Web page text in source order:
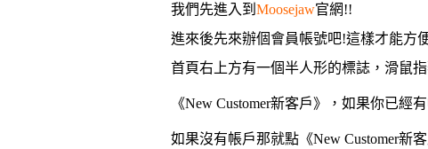
我們先進入到 Moosejaw官網!!
進來後先來辦個會員帳號吧!這樣才能方
首頁右上方有一個半人形的標誌， 滑鼠
《New Customer新客戶》， 如果你已經
如果沒有帳戶那就點《New Customer新